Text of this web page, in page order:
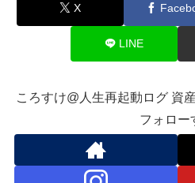
X
LINE
ころすけ@人生再起動ログ 資
フォロー